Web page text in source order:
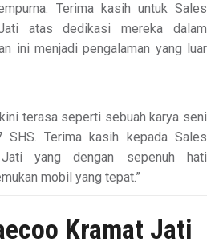
Terima kasih untuk Sales
atas dedikasi mereka dalam
ini menjadi pengalaman yang luar
terasa seperti sebuah karya seni
Terima kasih kepada Sales
yang dengan sepenuh hati
mobil yang tepat.”
Kramat Jati